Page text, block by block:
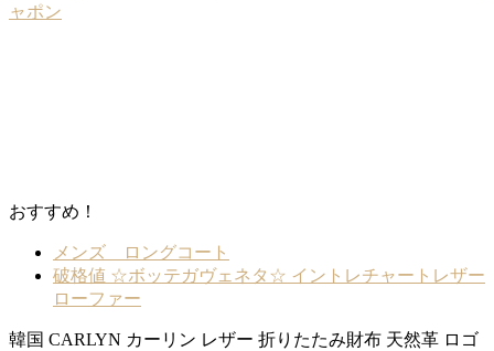
ャポン
おすすめ！
メンズ ロングコート
破格値 ☆ボッテガヴェネタ☆ イントレチャートレザー
ローファー
韓国 CARLYN カーリン レザー 折りたたみ財布 天然革 ロゴ